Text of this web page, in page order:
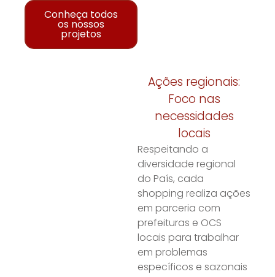
Conheça todos
os nossos
projetos
Ações regionais:
Foco nas
necessidades
locais
Respeitando a
diversidade regional
do País, cada
shopping realiza ações
em parceria com
prefeituras e OCS
locais para trabalhar
em problemas
específicos e sazonais